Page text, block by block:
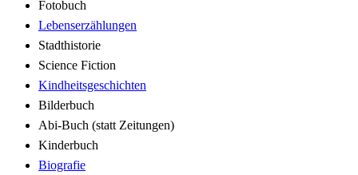
Fotobuch
Lebenserzählungen
Stadthistorie
Science Fiction
Kindheitsgeschichten
Bilderbuch
Abi-Buch (statt Zeitungen)
Kinderbuch
Biografie